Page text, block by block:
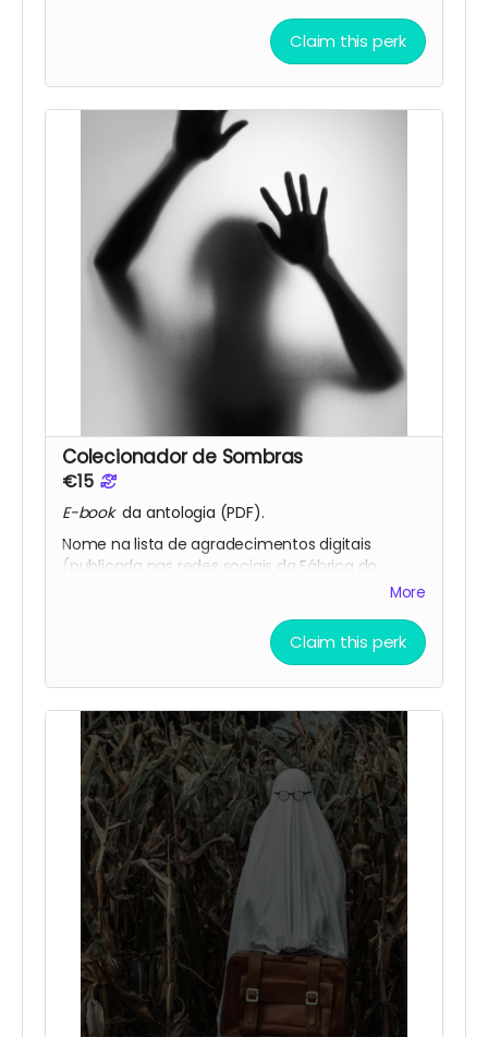
Claim this perk
Colecionador de Sombras
€15
E-book da antologia (PDF).
Nome na lista de agradecimentos digitais
(publicada nas redes sociais da Fábrica do
More
Claim this perk